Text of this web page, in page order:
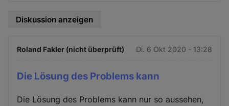
Diskussion anzeigen
Roland Fakler (nicht überprüft) Di. 6 Okt 2020 - 13:28
Die Lösung des Problems kann
Die Lösung des Problems kann nur so aussehen,